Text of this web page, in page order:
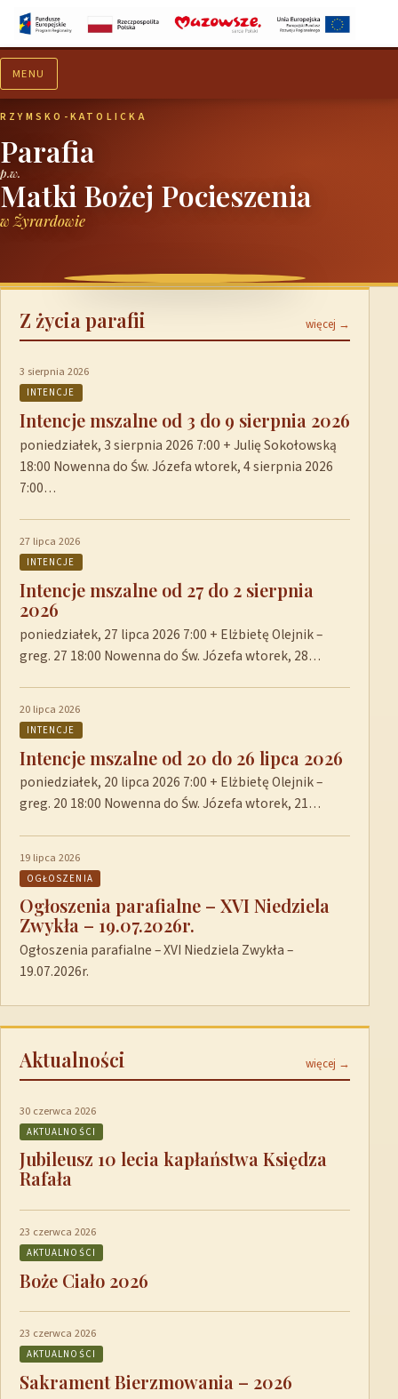
MENU
RZYMSKO-KATOLICKA
Parafia
p.w.
Matki Bożej Pocieszenia
w Żyrardowie
Z życia parafii więcej →
3 sierpnia 2026
INTENCJE
Intencje mszalne od 3 do 9 sierpnia 2026
poniedziałek, 3 sierpnia 2026 7:00 + Julię Sokołowską
18:00 Nowenna do Św. Józefa wtorek, 4 sierpnia 2026
7:00…
27 lipca 2026
INTENCJE
Intencje mszalne od 27 do 2 sierpnia
2026
poniedziałek, 27 lipca 2026 7:00 + Elżbietę Olejnik –
greg. 27 18:00 Nowenna do Św. Józefa wtorek, 28…
20 lipca 2026
INTENCJE
Intencje mszalne od 20 do 26 lipca 2026
poniedziałek, 20 lipca 2026 7:00 + Elżbietę Olejnik –
greg. 20 18:00 Nowenna do Św. Józefa wtorek, 21…
19 lipca 2026
OGŁOSZENIA
Ogłoszenia parafialne – XVI Niedziela
Zwykła – 19.07.2026r.
Ogłoszenia parafialne – XVI Niedziela Zwykła –
19.07.2026r.
Aktualności więcej →
30 czerwca 2026
AKTUALNOŚCI
Jubileusz 10 lecia kapłaństwa Księdza
Rafała
23 czerwca 2026
AKTUALNOŚCI
Boże Ciało 2026
23 czerwca 2026
AKTUALNOŚCI
Sakrament Bierzmowania – 2026